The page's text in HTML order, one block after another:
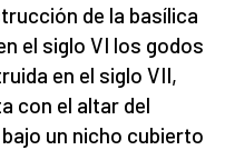
de la basílica
el siglo VI los godos
en el siglo VII,
con el altar del
un nicho cubierto